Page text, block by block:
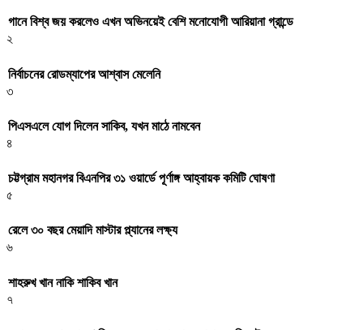
গানে বিশ্ব জয় করলেও এখন অভিনয়েই বেশি মনোযোগী আরিয়ানা গ্রান্ডে
২
নির্বাচনের রোডম্যাপের আশ্বাস মেলেনি
৩
পিএসএলে যোগ দিলেন সাকিব, যখন মাঠে নামবেন
৪
চট্টগ্রাম মহানগর বিএনপির ৩১ ওয়ার্ডে পূর্ণাঙ্গ আহ্বায়ক কমিটি ঘোষণা
৫
রেলে ৩০ বছর মেয়াদি মাস্টার প্ল্যানের লক্ষ্য
৬
শাহরুখ খান নাকি শাকিব খান
৭